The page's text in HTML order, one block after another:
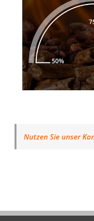
Nutzen Sie unser